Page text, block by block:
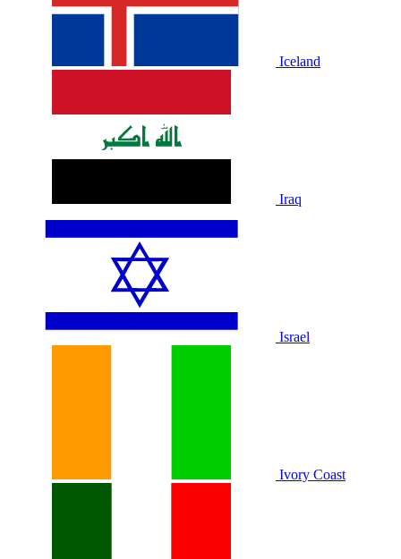
Iceland
Iraq
Israel
Ivory Coast